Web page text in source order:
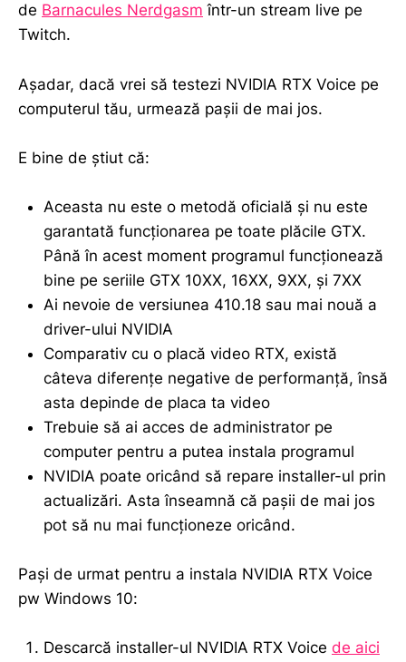
de Barnacules Nerdgasm într-un stream live pe
Twitch.
Așadar, dacă vrei să testezi NVIDIA RTX Voice pe
computerul tău, urmează pașii de mai jos.
E bine de știut că:
Aceasta nu este o metodă oficială și nu este
garantată funcționarea pe toate plăcile GTX.
Până în acest moment programul funcționează
bine pe seriile GTX 10XX, 16XX, 9XX, și 7XX
Ai nevoie de versiunea 410.18 sau mai nouă a
driver-ului NVIDIA
Comparativ cu o placă video RTX, există
câteva diferențe negative de performanță, însă
asta depinde de placa ta video
Trebuie să ai acces de administrator pe
computer pentru a putea instala programul
NVIDIA poate oricând să repare installer-ul prin
actualizări. Asta înseamnă că pașii de mai jos
pot să nu mai funcționeze oricând.
Pași de urmat pentru a instala NVIDIA RTX Voice
pw Windows 10:
Descarcă installer-ul NVIDIA RTX Voice de aici